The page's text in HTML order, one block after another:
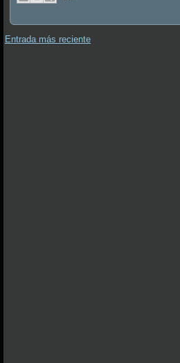
Entrada más reciente